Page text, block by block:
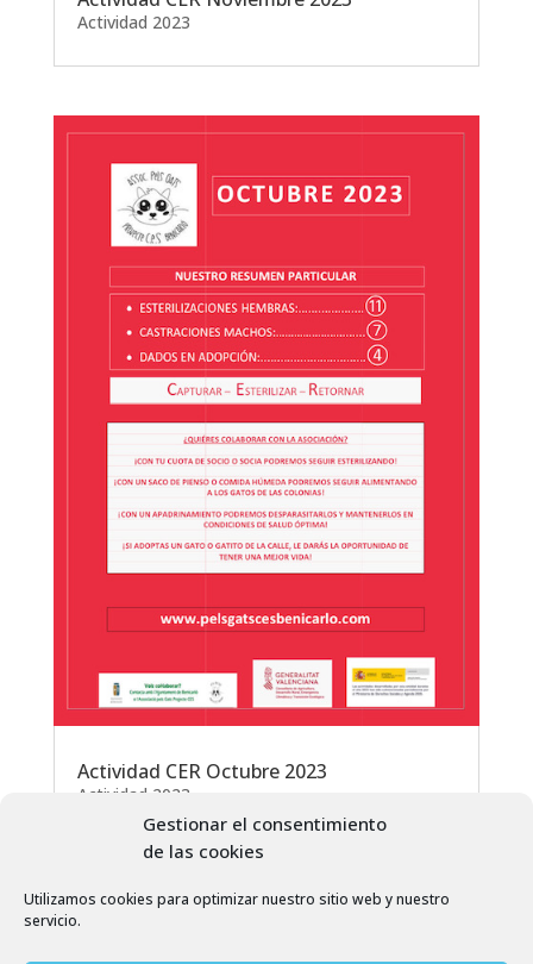
Gestionar el consentimiento
de las cookies
Utilizamos cookies para optimizar nuestro sitio web y nuestro
servicio.
Actividad 2023
Actividad CER Octubre 2023
Actividad 2023